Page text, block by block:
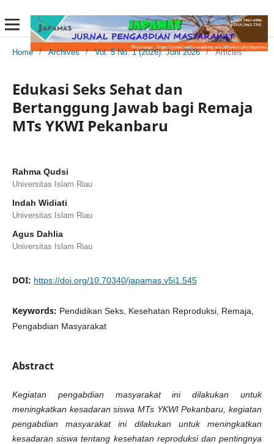
Home / Archives / Vol. 5 No. 1 (2026): Juni 2026 / Articles
Edukasi Seks Sehat dan
Bertanggung Jawab bagi Remaja
MTs YKWI Pekanbaru
Rahma Qudsi
Universitas Islam Riau
Indah Widiati
Universitas Islam Riau
Agus Dahlia
Universitas Islam Riau
DOI: https://doi.org/10.70340/japamas.v5i1.545
Keywords: Pendidikan Seks, Kesehatan Reproduksi, Remaja,
Pengabdian Masyarakat
Abstract
Kegiatan pengabdian masyarakat ini dilakukan untuk
meningkatkan kesadaran siswa MTs YKWI Pekanbaru, kegiatan
pengabdian masyarakat ini dilakukan untuk meningkatkan
kesadaran siswa tentang kesehatan reproduksi dan pentingnya